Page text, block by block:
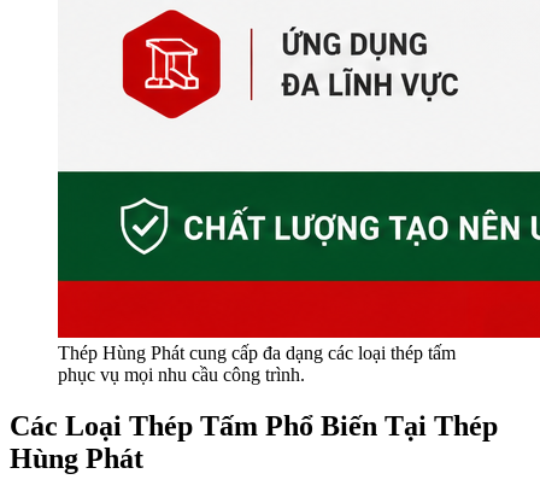
Thép Hùng Phát cung cấp đa dạng các loại thép tấm
phục vụ mọi nhu cầu công trình.
Các Loại Thép Tấm Phổ Biến Tại Thép
Hùng Phát